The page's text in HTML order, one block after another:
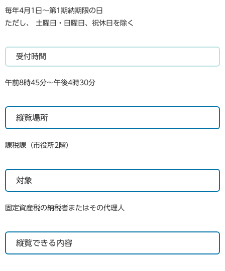
毎年4月1日～第1期納期限の日
ただし、 土曜日・日曜日、祝休日を除く
受付時間
午前8時45分～午後4時30分
縦覧場所
課税課（市役所2階）
対象
固定資産税の納税者またはその代理人
縦覧できる内容